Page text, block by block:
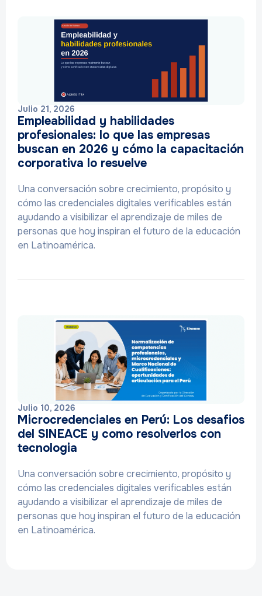
Julio 21, 2026
Empleabilidad y habilidades
profesionales: lo que las empresas
buscan en 2026 y cómo la capacitación
corporativa lo resuelve
Una conversación sobre crecimiento, propósito y
cómo las credenciales digitales verificables están
ayudando a visibilizar el aprendizaje de miles de
personas que hoy inspiran el futuro de la educación
en Latinoamérica.
Julio 10, 2026
Microcredenciales en Perú: Los desafios
del SINEACE y como resolverlos con
tecnologia
Una conversación sobre crecimiento, propósito y
cómo las credenciales digitales verificables están
ayudando a visibilizar el aprendizaje de miles de
personas que hoy inspiran el futuro de la educación
en Latinoamérica.